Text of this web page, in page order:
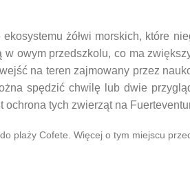
żółwi morskich, które
owym przedszkolu, co ma
na teren zajmowany przez
spędzić chwilę lub dwie
tych zwierząt na
plaży Cofete. Więcej o tym miejscu